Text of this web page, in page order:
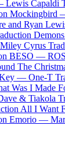
Lewis Capaldi
Mockingbird
and Ryan
Miley Cyrus
BESO —
The
Key — One-T
Was I Made
& Tiakola
All I Want
Emorio —